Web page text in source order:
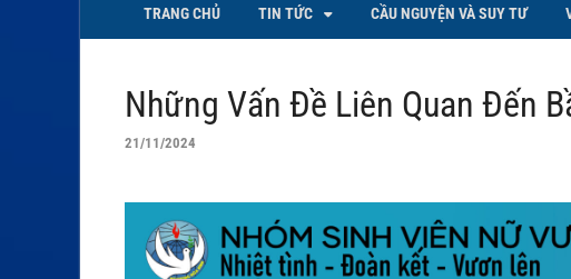
TRANG CHỦ TIN TỨC CẦU NGUYỆN VÀ SUY TƯ
Những Vấn Đề Liên Quan Đến
21/11/2024